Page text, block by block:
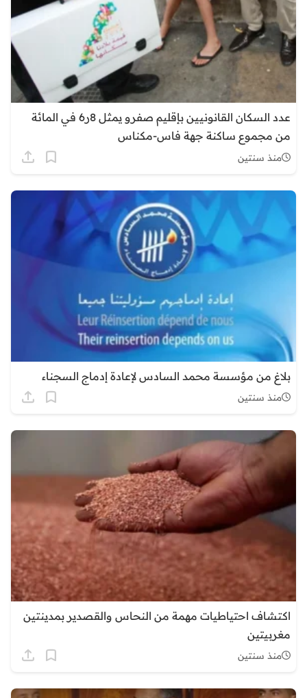
عدد السكان القانونيين بإقليم صفرو يمثل 8ر6 في المائة
من مجموع ساكنة جهة فاس-مكناس
منذ سنتين
بلاغ من مؤسسة محمد السادس لإعادة إدماج السجناء
منذ سنتين
اكتشاف احتياطيات مهمة من النحاس والقصدير بمدينتين
مغربيتين
منذ سنتين